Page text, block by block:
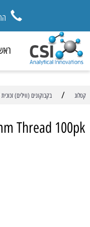
התקשרו אלינו:
ראשי
בקבוקונים (ווילים) זכוכית / פלסטיק
9mm Thread